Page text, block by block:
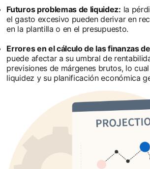
Futuros problemas de liquidez: la
el gasto excesivo pueden derivar en
en la plantilla o en el presupuesto.
Errores en el cálculo de las finanzas
puede afectar a su umbral de
previsiones de márgenes brutos, lo
liquidez y su planificación económica